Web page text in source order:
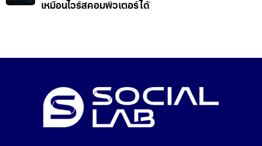
เหมือนไวรัสคอมพิวเตอร์ได้